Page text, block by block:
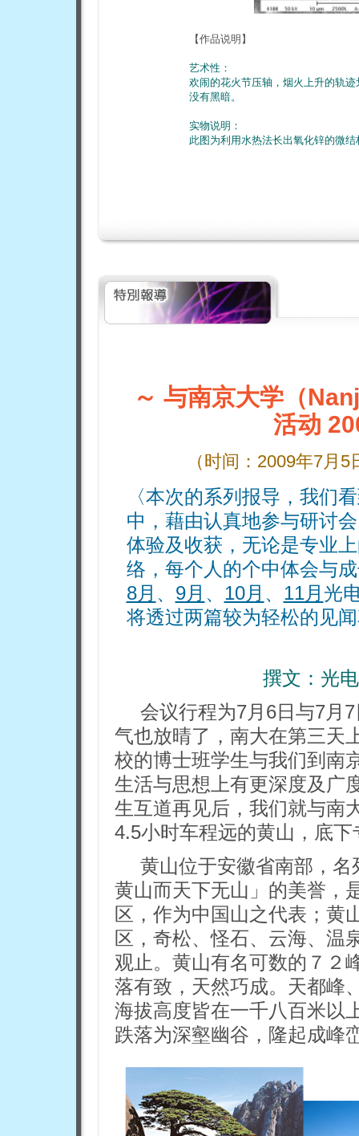
【作品说明】
艺术性：
欢闹的花火节压轴，烟火上升的轨
没有黑暗。
实物说明：
此图为利用水热法长出氧化锌的微
～ 与南京大学（
活动
（时间： 2009年7月5
〈本次的系列报导，我们
中，藉由认真地参与研讨
体验及收获，无论是专业
络，每个人的个中体会与
8月 、 9月 、 10月 、 11月 光
将透过两篇较为轻松的见
撰文： 光
会议行程为7月6日与7月
气也放晴了，南大在第三天
校的博士班学生与我们到南
生活与思想上有更深度及广
生互道再见后，我们就与南
4.5小时车程远的黄山，底
黄山位于安徽省南部，
黄山而天下无山」的美誉，
区，作为中国山之代表；黄
区，奇松、怪石、云海、温
观止。黄山有名可数的７２
落有致，天然巧成。天都峰
海拔高度皆在一千八百米以
跌落为深壑幽谷，隆起成峰